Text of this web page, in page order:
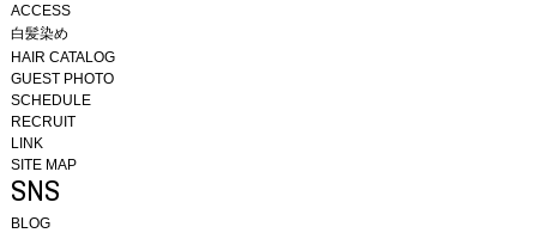
ACCESS
白髪染め
HAIR CATALOG
GUEST PHOTO
SCHEDULE
RECRUIT
LINK
SITE MAP
SNS
BLOG